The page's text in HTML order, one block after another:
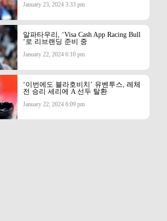
January 23, 2024 3:33 pm
알파타우리, ‘Visa Cash App Racing Bull
‘로 리브랜딩 준비 중
January 22, 2024 6:10 pm
‘이번에도 블라호비치’ 유벤투스, 레체
전 승리 세리에 A 선두 탈환
January 22, 2024 6:09 pm